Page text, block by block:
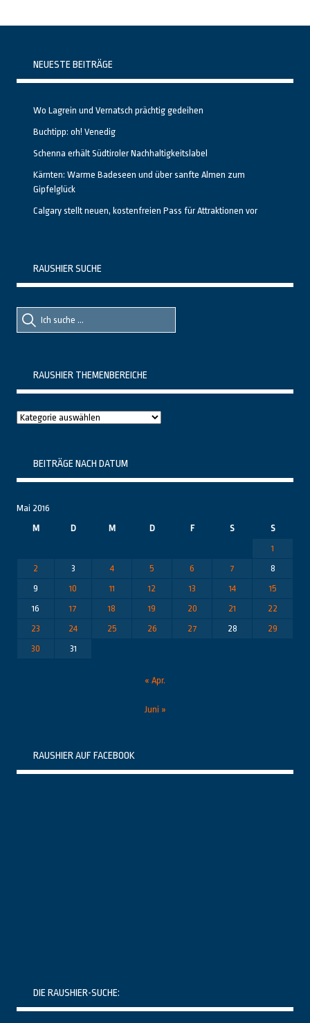
NEUESTE BEITRÄGE
Wo Lagrein und Vernatsch prächtig gedeihen
Buchtipp: oh! Venedig
Schenna erhält Südtiroler Nachhaltigkeitslabel
Kärnten: Warme Badeseen und über sanfte Almen zum
Gipfelglück
Calgary stellt neuen, kostenfreien Pass für Attraktionen vor
RAUSHIER SUCHE
Suche
nach::
Suche
nach:
RAUSHIER THEMENBEREICHE
Raushier
BEITRÄGE NACH DATUM
Mai 2016
M
D M D F S
S
1
2
3 4 5 6 7
8
9
10 11 12 13 14
15
16
17 18 19 20 21
22
23
24 25 26 27 28
29
30
31
« Apr.
Juni »
RAUSHIER AUF FACEBOOK
DIE RAUSHIER-SUCHE: